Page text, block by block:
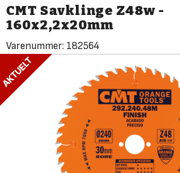
CMT Savklinge Z48w -
160x2,2x20mm
Varenummer: 182564